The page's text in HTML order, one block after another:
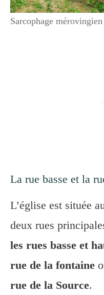
Sarcophage
La rue basse et la
L’église est située
deux rues
les rues basse et
rue de la fontaine
rue de la Source.